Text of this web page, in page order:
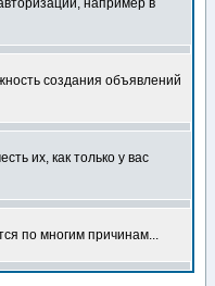
например в
создания объявлений
их, как только у вас
по многим причинам...